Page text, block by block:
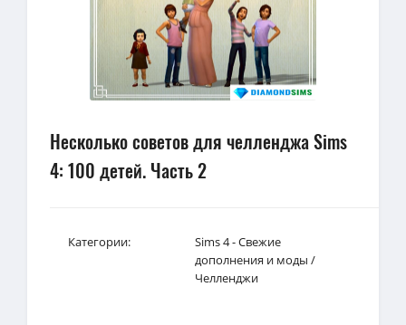
Несколько советов для челленджа Sims
4: 100 детей. Часть 2
Категории:
Sims 4 - Свежие
дополнения и моды /
Челленджи